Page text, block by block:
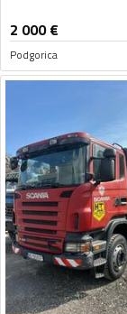
2 000€
Podgorica